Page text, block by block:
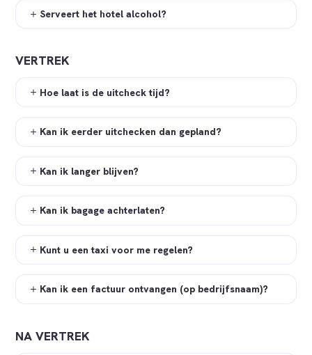
Serveert het hotel alcohol?
VERTREK
Hoe laat is de uitcheck tijd?
Kan ik eerder uitchecken dan gepland?
Kan ik langer blijven?
Kan ik bagage achterlaten?
Kunt u een taxi voor me regelen?
Kan ik een factuur ontvangen (op bedrijfsnaam)?
NA VERTREK